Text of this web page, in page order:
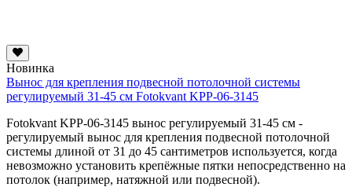
Новинка
Вынос для крепления подвесной потолочной системы
регулируемый 31-45 см Fotokvant KPP-06-3145
Fotokvant KPP-06-3145 вынос регулируемый 31-45 см -
регулируемый вынос для крепления подвесной потолочной
системы длиной от 31 до 45 сантиметров используется, когда
невозможно установить крепёжные пятки непосредственно на
потолок (например, натяжной или подвесной).